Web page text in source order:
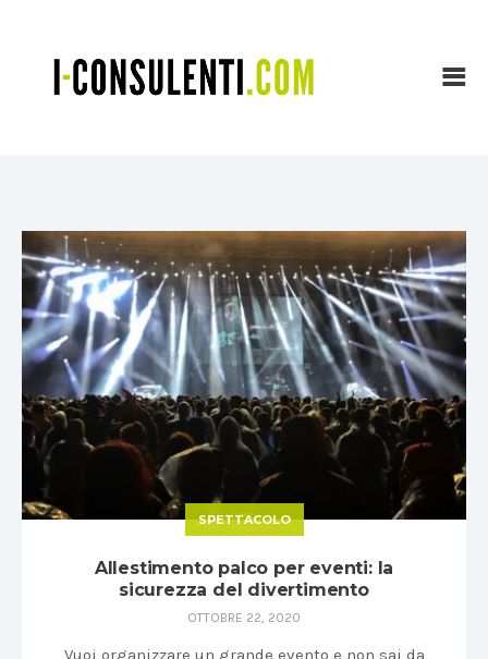
SPETTACOLO
Allestimento palco per eventi: la
sicurezza del divertimento
OTTOBRE 22, 2020
Vuoi organizzare un grande evento e non sai da